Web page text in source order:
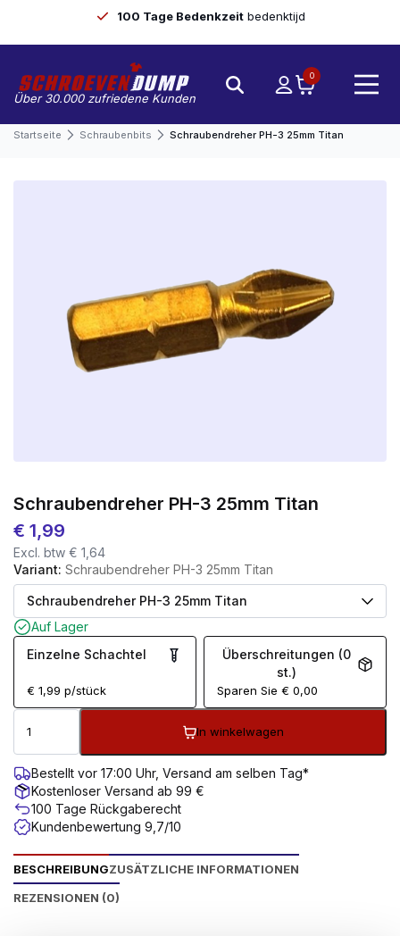
100 Tage Bedenkzeitbedenktijd
Über 30.000 zufriedene Kunden
0
Startseite Schraubenbits Schraubendreher PH-3 25mm Titan
Schraubendreher PH-3 25mm Titan
€ 1,99
Excl. btw € 1,64
Variant: Schraubendreher PH-3 25mm Titan
Auf Lager
Einzelne Schachtel
€ 1,99 p/stück
Überschreitungen (0
st.)
Sparen Sie€ 0,00
In winkelwagen
Bestellt vor 17:00 Uhr, Versand am selben Tag*
Kostenloser Versand ab 99 €
100 Tage Rückgaberecht
Kundenbewertung 9,7/10
BESCHREIBUNGZUSÄTZLICHE INFORMATIONEN
REZENSIONEN (0)